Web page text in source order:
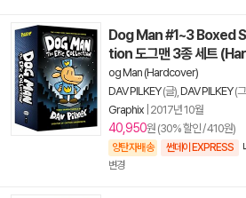
Dog Man #1~3 Boxed
tion 도그맨 3종 세트
og Man (Hardcover)
DAV PILKEY(글), DAV PILKEY(
Graphix 2017년 10월
40,950원 (30% 할인 / 410원)
양탄자배송 썬데이 EXPRESS
변경